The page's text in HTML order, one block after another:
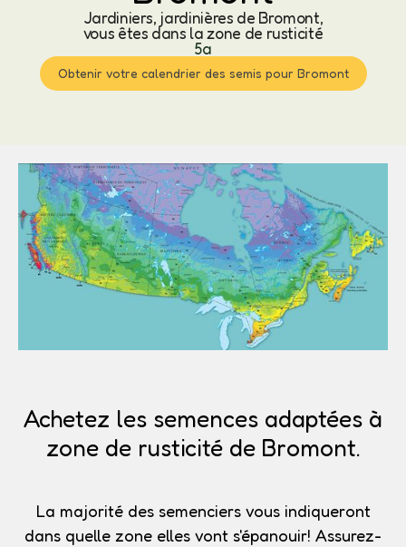
Jardiniers, jardinières de Bromont,
vous êtes dans la zone de rusticité
5a
Obtenir votre calendrier des semis pour Bromont
Achetez les semences adaptées à
zone de rusticité de Bromont.
La majorité des semenciers vous indiqueront
dans quelle zone elles vont s'épanouir! Assurez-